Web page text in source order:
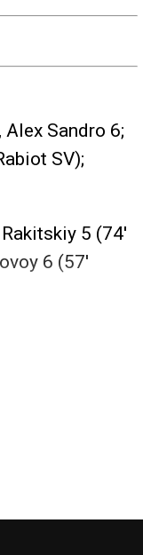
Alex Sandro 6;
SV);
5 (74′
6 (57′